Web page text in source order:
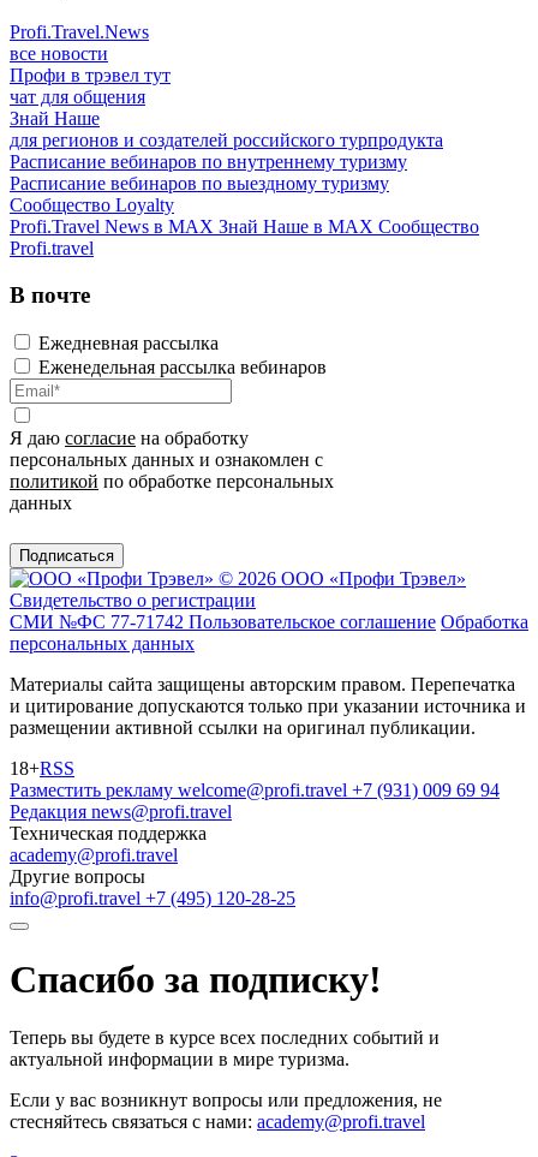
Profi.Travel.News
все новости
Профи в трэвел тут
чат для общения
Знай Наше
для регионов и создателей российского турпродукта
Расписание вебинаров по внутреннему туризму
Расписание вебинаров по выездному туризму
Сообщество Loyalty
Profi.Travel News в MAX Знай Наше в MAX Сообщество
Profi.travel
В почте
Ежедневная рассылка
Еженедельная рассылка вебинаров
Я даю согласие на обработку
персональных данных и ознакомлен с
политикой по обработке персональных
данных
Подписаться
© 2026 ООО «Профи Трэвeл»
Свидетельство о регистрации
СМИ №ФС 77-71742 Пользовательское соглашение Обработка
персональных данных
Материалы сайта защищены авторским правом. Перепечатка
и цитирование допускаются только при указании источника и
размещении активной ссылки на оригинал публикации.
18+RSS
Разместить рекламу welcome@profi.travel +7 (931) 009 69 94
Редакция news@profi.travel
Техническая поддержка
academy@profi.travel
Другие вопросы
info@profi.travel +7 (495) 120-28-25
Спасибо за подписку!
Теперь вы будете в курсе всех последних событий и
актуальной информации в мире туризма.
Если у вас возникнут вопросы или предложения, не
стесняйтесь связаться с нами: academy@profi.travel